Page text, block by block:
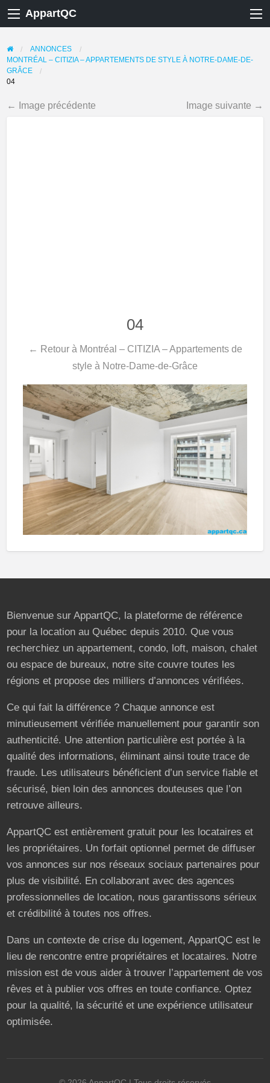
AppartQC
ANNONCES
MONTRÉAL – CITIZIA – APPARTEMENTS DE STYLE À NOTRE-DAME-DE-
GRÂCE
04
← Image précédente Image suivante →
04
← Retour à Montréal – CITIZIA – Appartements de
style à Notre-Dame-de-Grâce
Bienvenue sur AppartQC, la plateforme de référence
pour la location au Québec depuis 2010. Que vous
recherchiez un appartement, condo, loft, maison, chalet
ou espace de bureaux, notre site couvre toutes les
régions et propose des milliers d’annonces vérifiées.
Ce qui fait la différence ? Chaque annonce est
minutieusement vérifiée manuellement pour garantir son
authenticité. Une attention particulière est portée à la
qualité des informations, éliminant ainsi toute trace de
fraude. Les utilisateurs bénéficient d’un service fiable et
sécurisé, bien loin des annonces douteuses que l’on
retrouve ailleurs.
AppartQC est entièrement gratuit pour les locataires et
les propriétaires. Un forfait optionnel permet de diffuser
vos annonces sur nos réseaux sociaux partenaires pour
plus de visibilité. En collaborant avec des agences
professionnelles de location, nous garantissons sérieux
et crédibilité à toutes nos offres.
Dans un contexte de crise du logement, AppartQC est le
lieu de rencontre entre propriétaires et locataires. Notre
mission est de vous aider à trouver l’appartement de vos
rêves et à publier vos offres en toute confiance. Optez
pour la qualité, la sécurité et une expérience utilisateur
optimisée.